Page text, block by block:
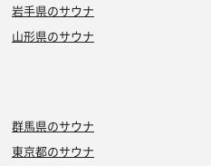
岩手県のサウナ
山形県のサウナ
群馬県のサウナ
東京都のサウナ